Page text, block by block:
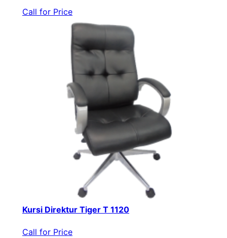
Call for Price
Kursi Direktur Tiger T 1120
Call for Price